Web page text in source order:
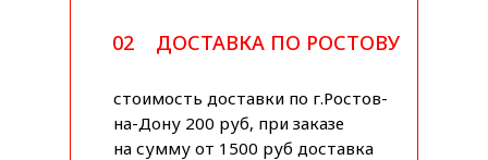
ДОСТАВКА ПО РОСТОВУ
02
стоимость доставки по г.Ростов-
на-Дону 200 руб, при заказе
на сумму от 1500 руб доставка